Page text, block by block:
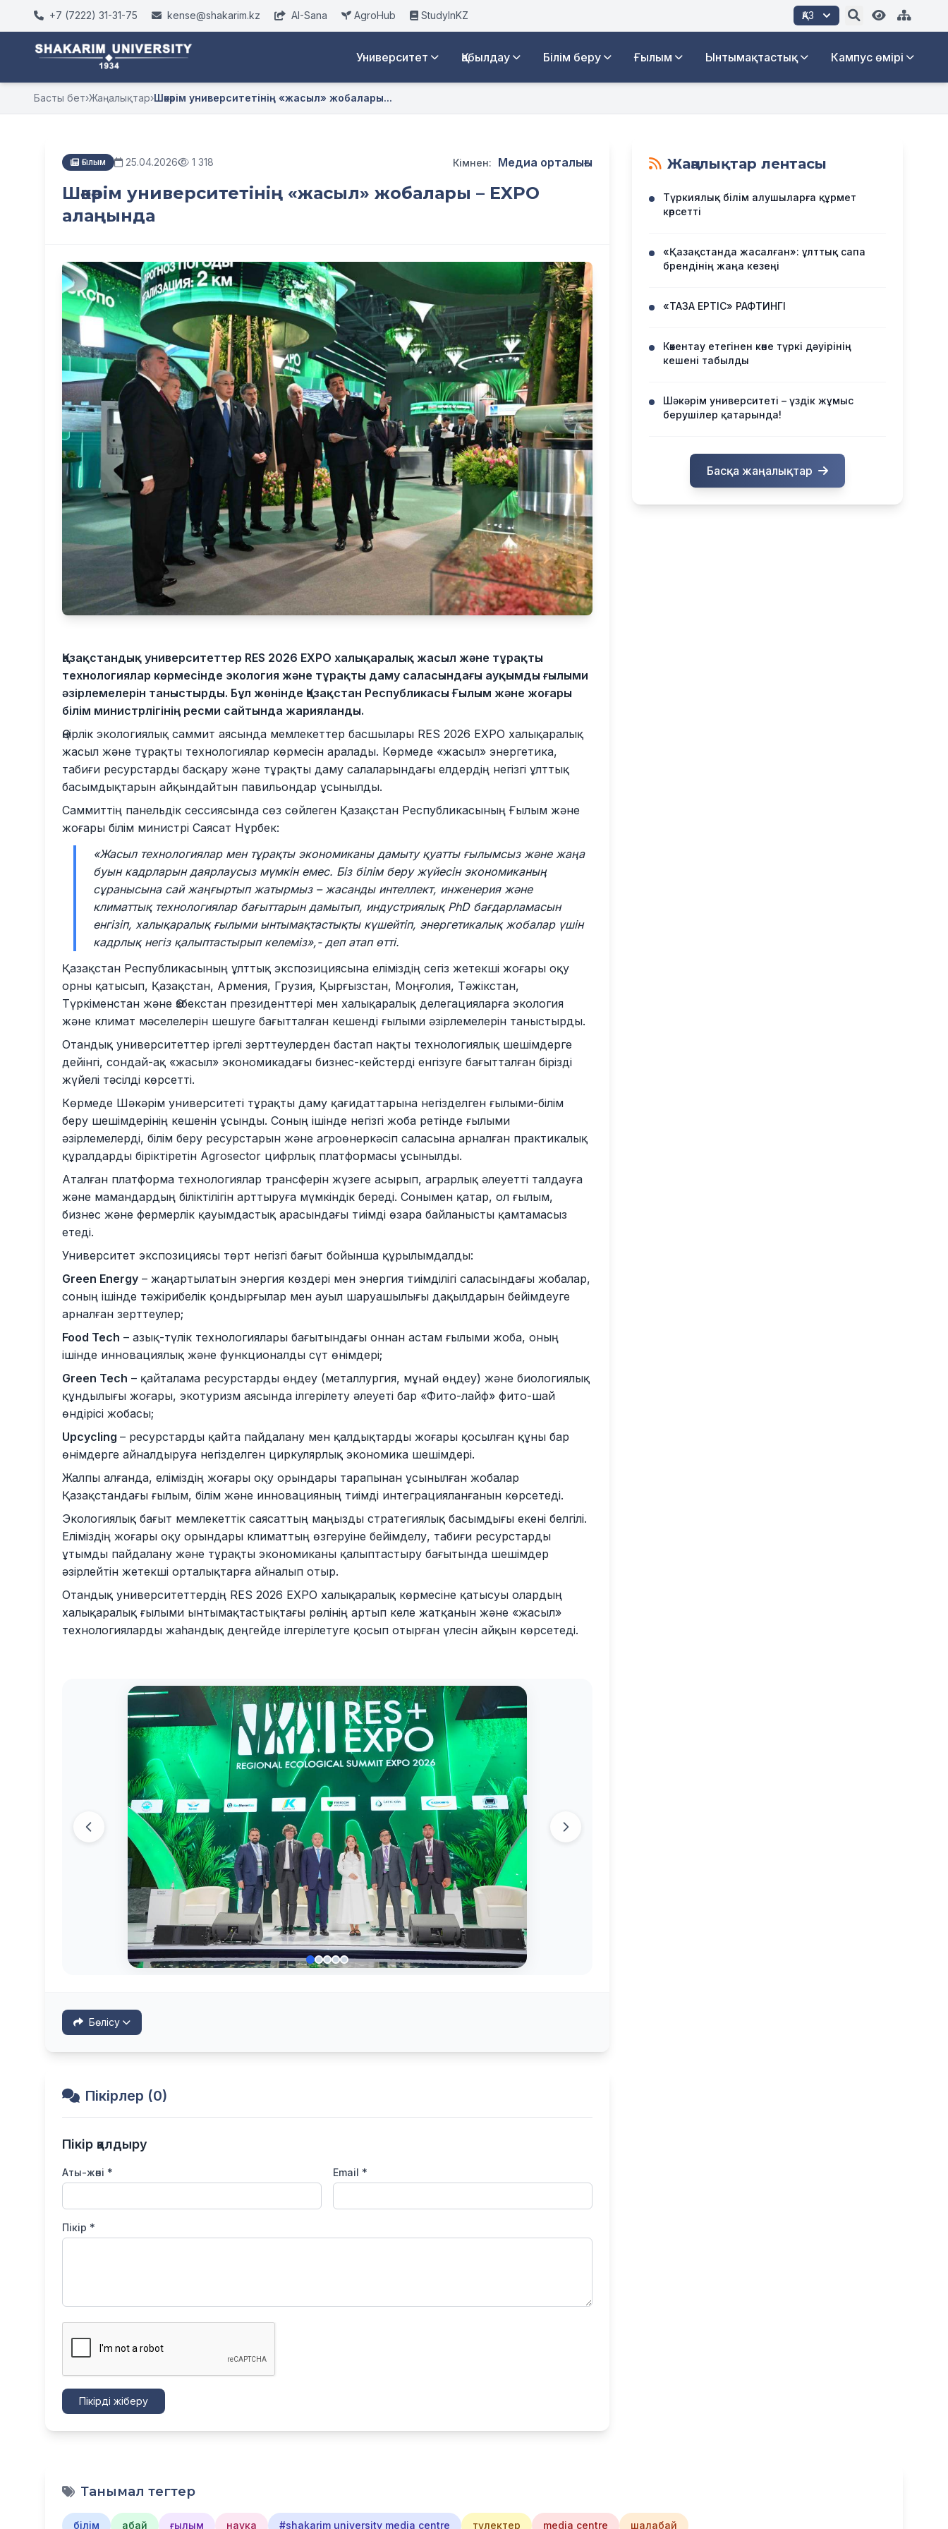
+7 (7222) 31-31-75 kense@shakarim.kz AI-Sana AgroHub StudyInKZ ҚАЗ
Университет Қабылдау Білім беру Ғылым Ынтымақтастық Кампус өмірі
Басты бет›Жаңалықтар›Шәкәрім университетінің «жасыл» жобалары...
Ғылым 25.04.2026 1 318 Кімнен: Медиа орталығы
Шәкәрім университетінің «жасыл» жобалары – EXPO
алаңында
Қазақстандық университеттер RES 2026 EXPO халықаралық жасыл және тұрақты
технологиялар көрмесінде экология және тұрақты даму саласындағы ауқымды ғылыми
әзірлемелерін таныстырды. Бұл жөнінде Қазақстан Республикасы Ғылым және жоғары
білім министрлігінің ресми сайтында жарияланды.
Өңірлік экологиялық саммит аясында мемлекеттер басшылары RES 2026 EXPO халықаралық
жасыл және тұрақты технологиялар көрмесін аралады. Көрмеде «жасыл» энергетика,
табиғи ресурстарды басқару және тұрақты даму салаларындағы елдердің негізгі ұлттық
басымдықтарын айқындайтын павильондар ұсынылды.
Саммиттің панельдік сессиясында сөз сөйлеген Қазақстан Республикасының Ғылым және
жоғары білім министрі Саясат Нұрбек:
«Жасыл технологиялар мен тұрақты экономиканы дамыту қуатты ғылымсыз және жаңа
буын кадрларын даярлаусыз мүмкін емес. Біз білім беру жүйесін экономиканың
сұранысына сай жаңғыртып жатырмыз – жасанды интеллект, инженерия және
климаттық технологиялар бағыттарын дамытып, индустриялық PhD бағдарламасын
енгізіп, халықаралық ғылыми ынтымақтастықты күшейтіп, энергетикалық жобалар үшін
кадрлық негіз қалыптастырып келеміз»,- деп атап өтті.
Қазақстан Республикасының ұлттық экспозициясына еліміздің сегіз жетекші жоғары оқу
орны қатысып, Қазақстан, Армения, Грузия, Қырғызстан, Моңғолия, Тәжікстан,
Түркіменстан және Өзбекстан президенттері мен халықаралық делегацияларға экология
және климат мәселелерін шешуге бағытталған кешенді ғылыми әзірлемелерін таныстырды.
Отандық университеттер іргелі зерттеулерден бастап нақты технологиялық шешімдерге
дейінгі, сондай-ақ «жасыл» экономикадағы бизнес-кейстерді енгізуге бағытталған бірізді
жүйелі тәсілді көрсетті.
Көрмеде Шәкәрім университеті тұрақты даму қағидаттарына негізделген ғылыми-білім
беру шешімдерінің кешенін ұсынды. Соның ішінде негізгі жоба ретінде ғылыми
әзірлемелерді, білім беру ресурстарын және агроөнеркәсіп саласына арналған практикалық
құралдарды біріктіретін Agrosector цифрлық платформасы ұсынылды.
Аталған платформа технологиялар трансферін жүзеге асырып, аграрлық әлеуетті талдауға
және мамандардың біліктілігін арттыруға мүмкіндік береді. Сонымен қатар, ол ғылым,
бизнес және фермерлік қауымдастық арасындағы тиімді өзара байланысты қамтамасыз
етеді.
Университет экспозициясы төрт негізгі бағыт бойынша құрылымдалды:
Green Energy – жаңартылатын энергия көздері мен энергия тиімділігі саласындағы жобалар,
соның ішінде тәжірибелік қондырғылар мен ауыл шаруашылығы дақылдарын бейімдеуге
арналған зерттеулер;
Food Tech – азық-түлік технологиялары бағытындағы оннан астам ғылыми жоба, оның
ішінде инновациялық және функционалды сүт өнімдері;
Green Tech – қайталама ресурстарды өңдеу (металлургия, мұнай өңдеу) және биологиялық
құндылығы жоғары, экотуризм аясында ілгерілету әлеуеті бар «Фито-лайф» фито-шай
өндірісі жобасы;
Upcycling – ресурстарды қайта пайдалану мен қалдықтарды жоғары қосылған құны бар
өнімдерге айналдыруға негізделген циркулярлық экономика шешімдері.
Жалпы алғанда, еліміздің жоғары оқу орындары тарапынан ұсынылған жобалар
Қазақстандағы ғылым, білім және инновацияның тиімді интеграцияланғанын көрсетеді.
Экологиялық бағыт мемлекеттік саясаттың маңызды стратегиялық басымдығы екені белгілі.
Еліміздің жоғары оқу орындары климаттың өзгеруіне бейімделу, табиғи ресурстарды
ұтымды пайдалану және тұрақты экономиканы қалыптастыру бағытында шешімдер
әзірлейтін жетекші орталықтарға айналып отыр.
Отандық университеттердің RES 2026 EXPO халықаралық көрмесіне қатысуы олардың
халықаралық ғылыми ынтымақтастықтағы рөлінің артып келе жатқанын және «жасыл»
технологияларды жаһандық деңгейде ілгерілетуге қосып отырған үлесін айқын көрсетеді.
Бөлісу
Пікірлер (0)
Пікір қалдыру
Аты-жөні * Email *
Пікір *
Пікірді жіберу
Жаңалықтар лентасы
Түркиялық білім алушыларға құрмет
көрсетті
«Қазақстанда жасалған»: ұлттық сапа
брендінің жаңа кезеңі
«ТАЗА ЕРТІС» РАФТИНГІ
Көкентау етегінен көне түркі дәуірінің
кешені табылды
Шәкәрім университеті – үздік жұмыс
берушілер қатарында!
Басқа жаңалықтар
Танымал тегтер
білім абай ғылым наука #shakarim university media centre түлектер media centre шалабай